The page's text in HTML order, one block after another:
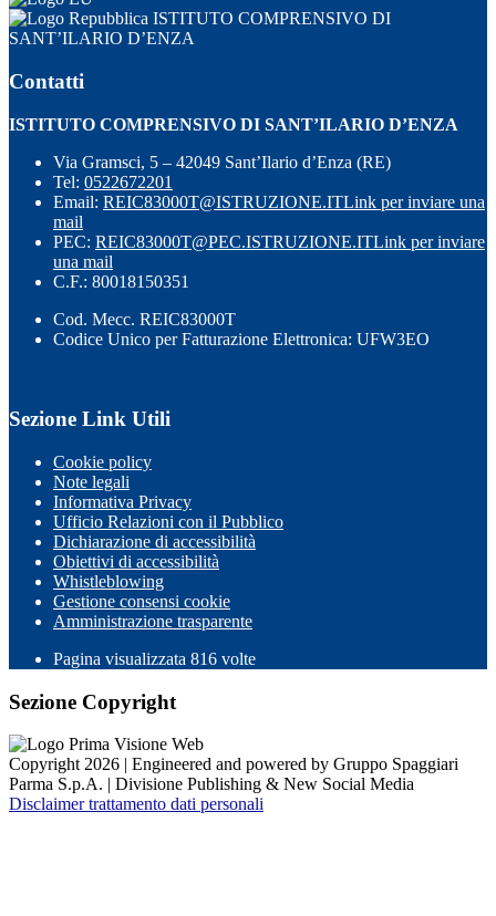
ISTITUTO COMPRENSIVO DI
SANT’ILARIO D’ENZA
Contatti
ISTITUTO COMPRENSIVO DI SANT’ILARIO D’ENZA
Via Gramsci, 5 – 42049 Sant’Ilario d’Enza (RE)
Tel: 0522672201
Email: REIC83000T@ISTRUZIONE.ITLink per inviare una
mail
PEC: REIC83000T@PEC.ISTRUZIONE.ITLink per inviare
una mail
C.F.: 80018150351
Cod. Mecc. REIC83000T
Codice Unico per Fatturazione Elettronica: UFW3EO
Sezione Link Utili
Cookie policy
Note legali
Informativa Privacy
Ufficio Relazioni con il Pubblico
Dichiarazione di accessibilità
Obiettivi di accessibilità
Whistleblowing
Gestione consensi cookie
Amministrazione trasparente
Pagina visualizzata 816 volte
Sezione Copyright
Copyright 2026 | Engineered and powered by Gruppo Spaggiari
Parma S.p.A. | Divisione Publishing & New Social Media
Disclaimer trattamento dati personali